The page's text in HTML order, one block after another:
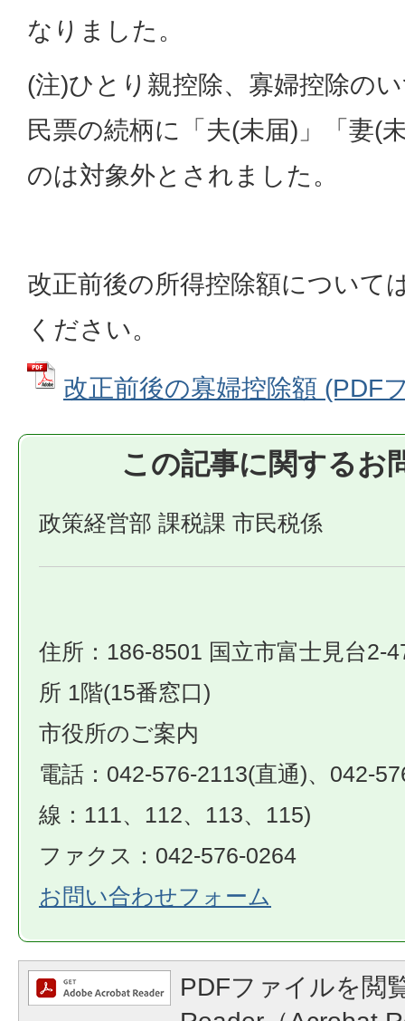
なりました。
(注)ひとり親控除、寡婦控除の
民票の続柄に「夫(未届)」「妻(
のは対象外とされました。
改正前後の所得控除額について
ください。
改正前後の寡婦控除額 (PDF
この記事に関するお
政策経営部 課税課 市民税係
住所：186-8501 国立市富士見台2-
所 1階(15番窓口)
市役所のご案内
電話：042-576-2113(直通)、042-
線：111、112、113、115)
ファクス：042-576-0264
お問い合わせフォーム
PDFファイルを閲